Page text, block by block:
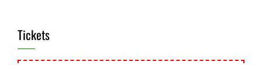
Tickets